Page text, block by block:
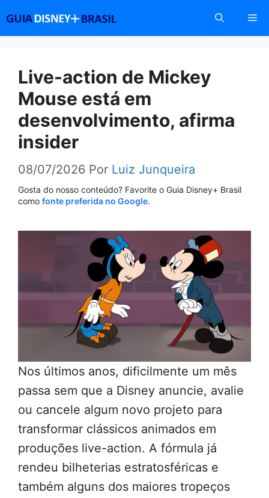
conteúdo
Live-action de Mickey
Mouse está em
desenvolvimento, afirma
insider
08/07/2026 Por Luiz Junqueira
Gosta do nosso conteúdo? Favorite o Guia Disney+ Brasil
como fonte preferida no Google.
Nos últimos anos, dificilmente um mês
passa sem que a Disney anuncie, avalie
ou cancele algum novo projeto para
transformar clássicos animados em
produções live-action. A fórmula já
rendeu bilheterias estratosféricas e
também alguns dos maiores tropeços